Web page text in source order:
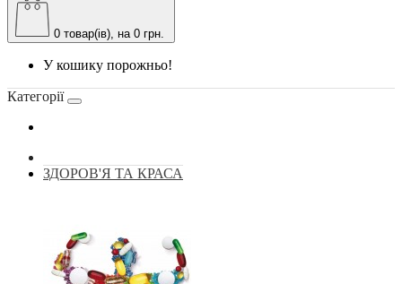
0 товар(ів), на 0 грн.
У кошику порожньо!
Категорії
ЗДОРОВ'Я ТА КРАСА